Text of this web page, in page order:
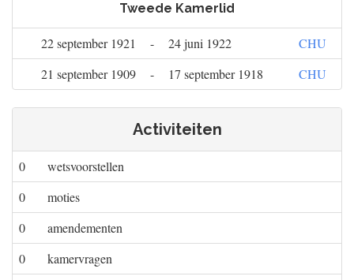
Tweede Kamerlid
22 september 1921 - 24 juni 1922
CHU
21 september 1909
- 17 september 1918 CHU
Activiteiten
0
wetsvoorstellen
0
moties
0
amendementen
0
kamervragen